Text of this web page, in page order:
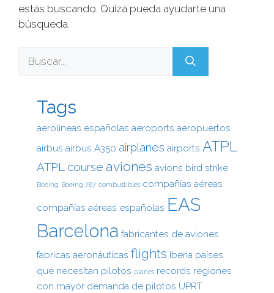
estás buscando. Quizá pueda ayudarte una
búsqueda.
Tags
aerolíneas españolas aeroports aeropuertos
airbus airbus A350 airplanes airports ATPL
ATPL course aviones avions bird strike
Boeing Boeing 787 combustibles compañías aéreas
compañías aéreas españolas EAS
Barcelona fabricantes de aviones
fabricas aeronáuticas flights Iberia países
que necesitan pilotos planes records regiones
con mayor demanda de pilotos UPRT